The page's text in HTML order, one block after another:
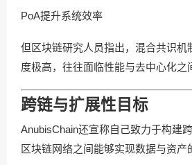
PoA提升系统效率
但区块链研究人员指出，混合共识机
度极高，往往面临性能与去中心化之
跨链与扩展性目标
AnubisChain还宣称自己致力于构建
区块链网络之间能够实现数据与资产